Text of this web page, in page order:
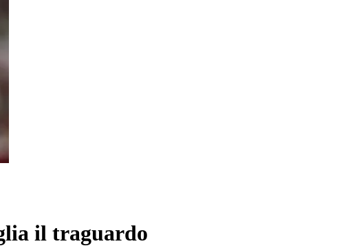
il traguardo